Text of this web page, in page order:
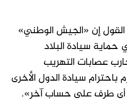
القول إن «الجيش الوطني»
سيادة البلاد
عصابات التهريب
باحترام سيادة الدول الأخرى
أي طرف على حساب آخر».